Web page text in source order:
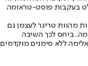
בעקבות פוסט-טראומה
מהוות טריגר לעצמן גם
ביחס לכך השיבה
ללא סימנים מוקדמים